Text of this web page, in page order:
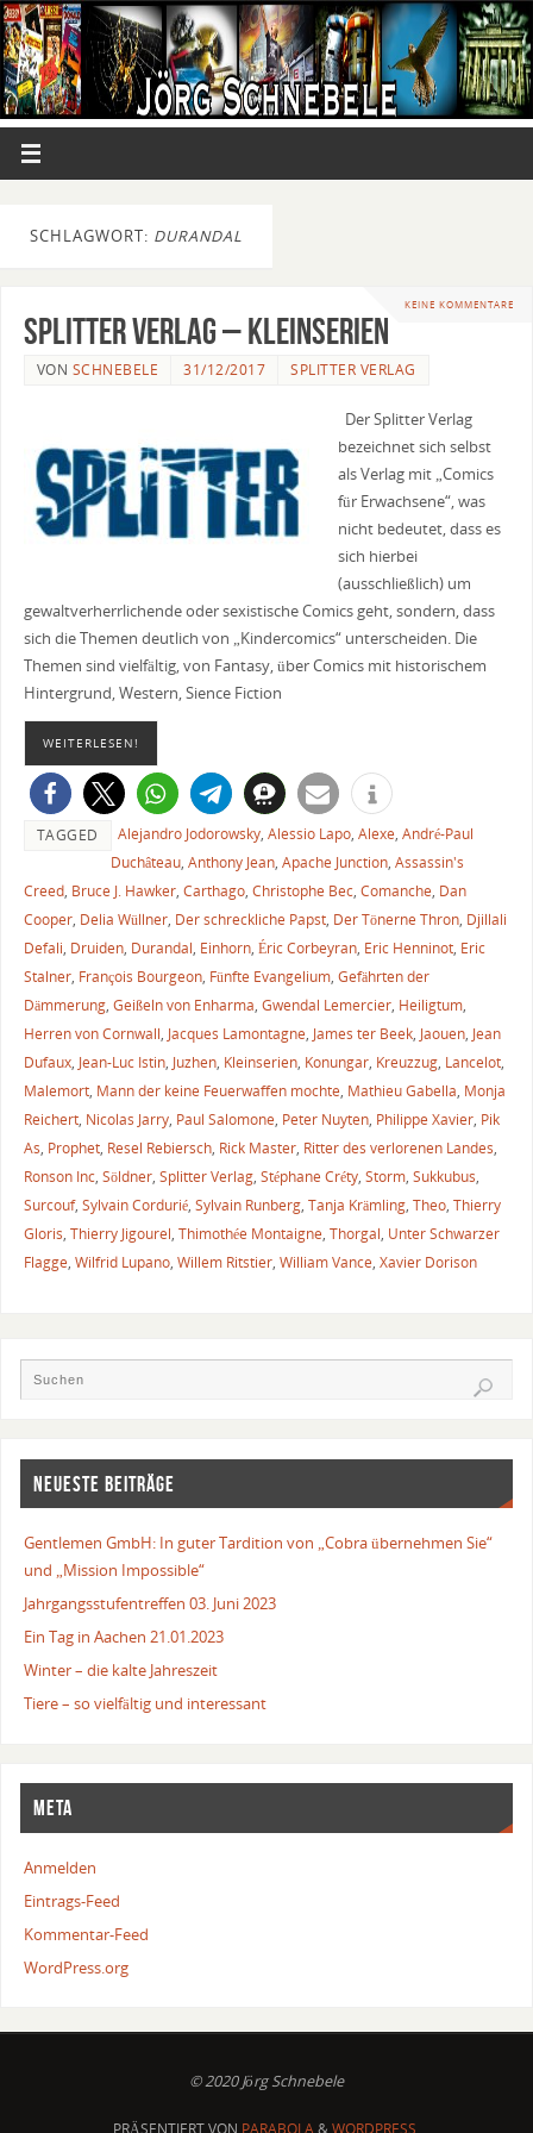
SCHLAGWORT: DURANDAL
KEINE KOMMENTARE
Splitter Verlag – Kleinserien
VON SCHNEBELE 31/12/2017 SPLITTER VERLAG
Der Splitter Verlag
bezeichnet sich selbst
als Verlag mit „Comics
für Erwachsene“, was
nicht bedeutet, dass es
sich hierbei
(ausschließlich) um
gewaltverherrlichende oder sexistische Comics geht, sondern, dass
sich die Themen deutlich von „Kindercomics“ unterscheiden. Die
Themen sind vielfältig, von Fantasy, über Comics mit historischem
Hintergrund, Western, Sience Fiction
WEITERLESEN!
TAGGED Alejandro Jodorowsky, Alessio Lapo, Alexe, André-Paul
Duchâteau, Anthony Jean, Apache Junction, Assassin's
Creed, Bruce J. Hawker, Carthago, Christophe Bec, Comanche, Dan
Cooper, Delia Wüllner, Der schreckliche Papst, Der Tönerne Thron, Djillali
Defali, Druiden, Durandal, Einhorn, Éric Corbeyran, Eric Henninot, Eric
Stalner, François Bourgeon, Fünfte Evangelium, Gefährten der
Dämmerung, Geißeln von Enharma, Gwendal Lemercier, Heiligtum,
Herren von Cornwall, Jacques Lamontagne, James ter Beek, Jaouen, Jean
Dufaux, Jean-Luc Istin, Juzhen, Kleinserien, Konungar, Kreuzzug, Lancelot,
Malemort, Mann der keine Feuerwaffen mochte, Mathieu Gabella, Monja
Reichert, Nicolas Jarry, Paul Salomone, Peter Nuyten, Philippe Xavier, Pik
As, Prophet, Resel Rebiersch, Rick Master, Ritter des verlorenen Landes,
Ronson Inc, Söldner, Splitter Verlag, Stéphane Créty, Storm, Sukkubus,
Surcouf, Sylvain Cordurié, Sylvain Runberg, Tanja Krämling, Theo, Thierry
Gloris, Thierry Jigourel, Thimothée Montaigne, Thorgal, Unter Schwarzer
Flagge, Wilfrid Lupano, Willem Ritstier, William Vance, Xavier Dorison
NEUESTE BEITRÄGE
Gentlemen GmbH: In guter Tardition von „Cobra übernehmen Sie“
und „Mission Impossible“
Jahrgangsstufentreffen 03. Juni 2023
Ein Tag in Aachen 21.01.2023
Winter – die kalte Jahreszeit
Tiere – so vielfältig und interessant
META
Anmelden
Eintrags-Feed
Kommentar-Feed
WordPress.org
© 2020 Jörg Schnebele
PRÄSENTIERT VON PARABOLA & WORDPRESS.